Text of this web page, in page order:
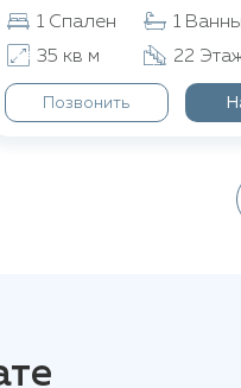
1 Спален
1
35 кв м
22
Позвонить